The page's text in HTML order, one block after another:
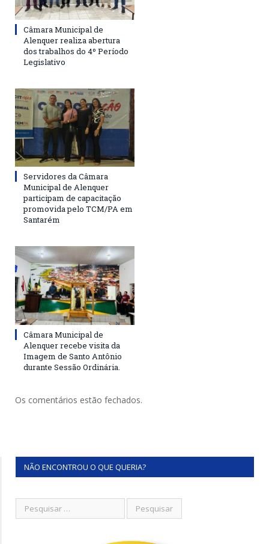
Câmara Municipal de
Alenquer realiza abertura
dos trabalhos do 4º Período
Legislativo
Servidores da Câmara
Municipal de Alenquer
participam de capacitação
promovida pelo TCM/PA em
Santarém
Câmara Municipal de
Alenquer recebe visita da
Imagem de Santo Antônio
durante Sessão Ordinária.
Os comentários estão fechados.
NÃO ENCONTROU O QUE QUERIA?